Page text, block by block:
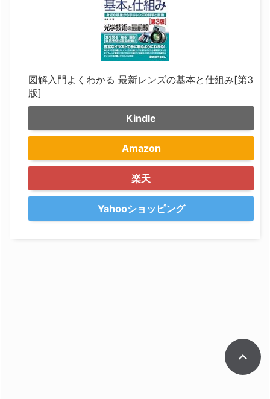
図解入門よくわかる 最新レンズの基本と仕組み[第3
版]
Kindle
Amazon
楽天
Yahooショッピング